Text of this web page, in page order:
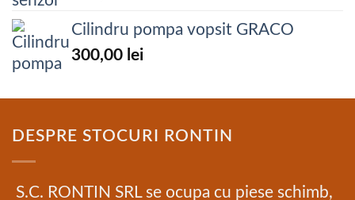
Cilindru pompa vopsit GRACO
300,00 lei
DESPRE STOCURI RONTIN
S.C. RONTIN SRL se ocupa cu piese schimb,